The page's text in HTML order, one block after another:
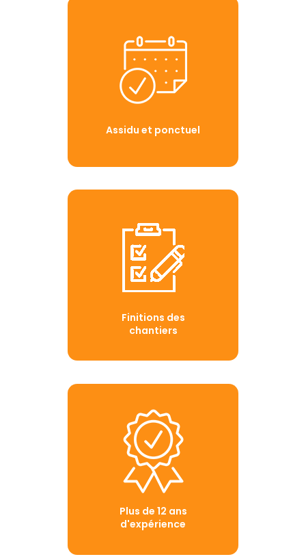
Assidu et ponctuel
Finitions des
chantiers
Plus de 12 ans
d'expérience